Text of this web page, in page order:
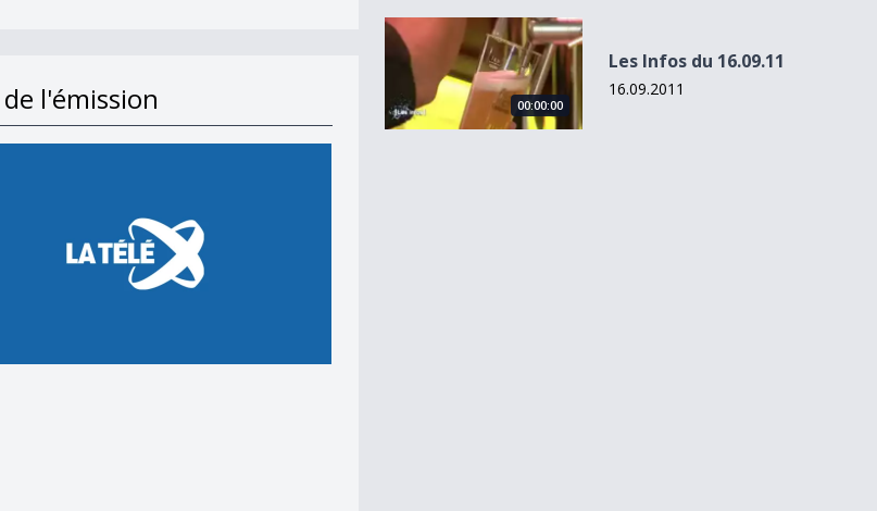
de l'émission
Les Infos du 16.09.11
00:00:00
Les Infos du 16.09.11
16.09.2011